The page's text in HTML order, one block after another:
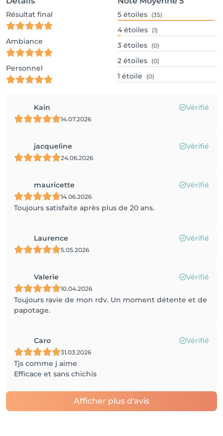
Résultat final
Ambiance
Personnel
5 étoiles (35)
4 étoiles (1)
3 étoiles (0)
2 étoiles (0)
1 étoile (0)
Kain Vérifié
14.07.2026
jacqueline Vérifié
24.06.2026
mauricette Vérifié
14.06.2026
Toujours satisfaite après plus de 20 ans.
Laurence Vérifié
5.05.2026
Valerie Vérifié
10.04.2026
Toujours ravie de mon rdv. Un moment détente et de
papotage.
Caro Vérifié
31.03.2026
Tjs comme j aime
Efficace et sans chichis
Afficher plus d'avis